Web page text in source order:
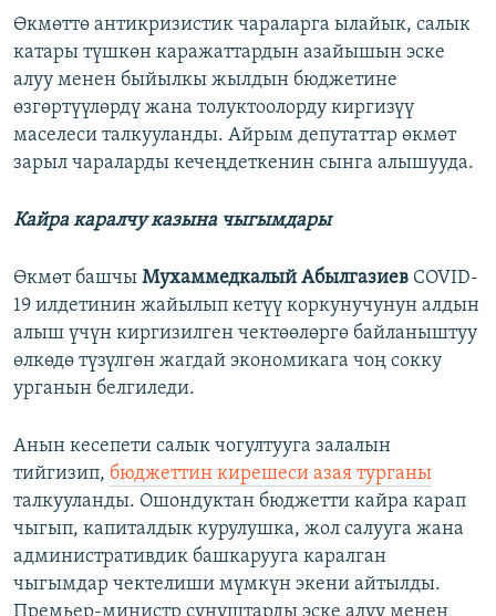
Өкмөттө антикризистик чараларга ылайык, салык
катары түшкөн каражаттардын азайышын эске
алуу менен быйылкы жылдын бюджетине
өзгөртүүлөрдү жана толуктоолорду киргизүү
маселеси талкууланды. Айрым депутаттар өкмөт
зарыл чараларды кечеңдеткенин сынга алышууда.
Кайра каралчу казына чыгымдары
Өкмөт башчы Мухаммедкалый Абылгазиев COVID-
19 илдетинин жайылып кетүү коркунучунун алдын
алыш үчүн киргизилген чектөөлөргө байланыштуу
өлкөдө түзүлгөн жагдай экономикага чоң сокку
урганын белгиледи.
Анын кесепети салык чогултууга залалын
тийгизип, бюджеттин кирешеси азая турганы
талкууланды. Ошондуктан бюджетти кайра карап
чыгып, капиталдык курулушка, жол салууга жана
административдик башкарууга каралган
чыгымдар чектелиши мүмкүн экени айтылды.